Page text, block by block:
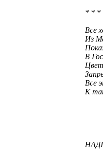
* * *
Все
Из
В
Все
К